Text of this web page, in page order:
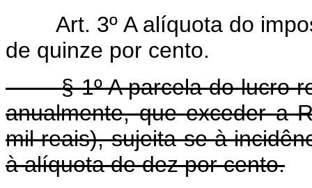
Art. 3º A alíquota do
de quinze por cento.
§ 1º A parcela do lucro
anualmente, que exceder a
mil reais), sujeita-se à
à alíquota de dez por cento.